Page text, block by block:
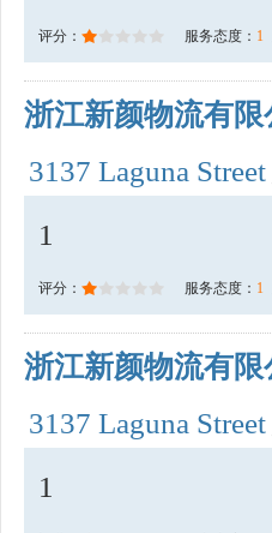
评分： 服务态度： 1
浙江新颜物流有限
3137 Laguna Street
1
评分： 服务态度： 1
浙江新颜物流有限
3137 Laguna Street
1